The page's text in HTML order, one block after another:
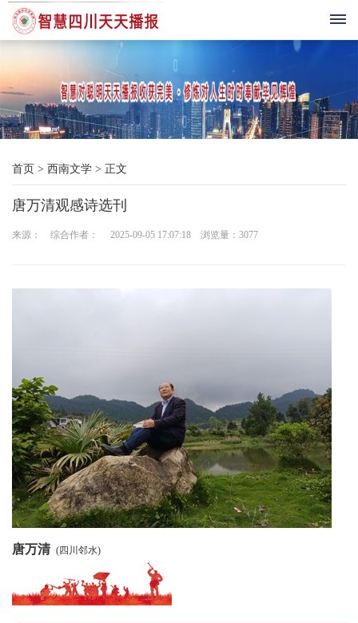
首
综
合
播
智
慧
教
育
首页 > 西南文学 > 正文
唐万清观感诗选刊
来源： 综合作者： 2025-09-05 17:07:18 浏览量： 3077
唐万清 (四川邻水)